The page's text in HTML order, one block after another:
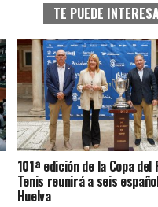
TE PUEDE
101ª edición de la Copa del
Tenis reunirá a seis
Huelva